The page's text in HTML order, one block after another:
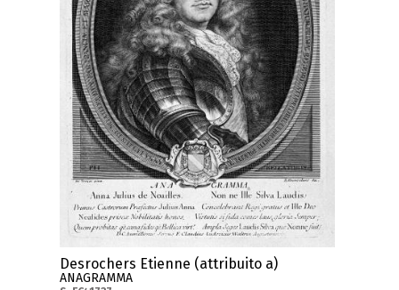
Desrochers Etienne (attribuito a)
ANAGRAMMA